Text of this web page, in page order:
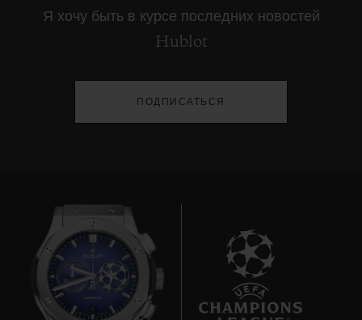
Я хочу быть в курсе последних новостей
Hublot
ПОДПИСАТЬСЯ